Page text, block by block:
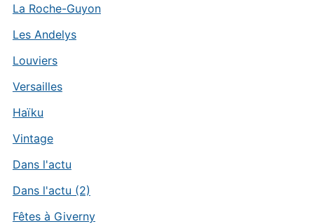
La Roche-Guyon
Les Andelys
Louviers
Versailles
Haïku
Vintage
Dans l'actu
Dans l'actu (2)
Fêtes à Giverny